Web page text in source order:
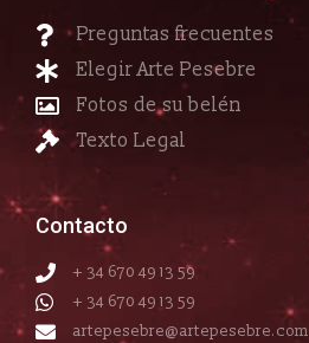
Preguntas frecuentes
Elegir Arte Pesebre
Fotos de su belén
Texto Legal
Contacto
+ 34 670 49 13 59
+ 34 670 49 13 59
artepesebre@artepesebre.com